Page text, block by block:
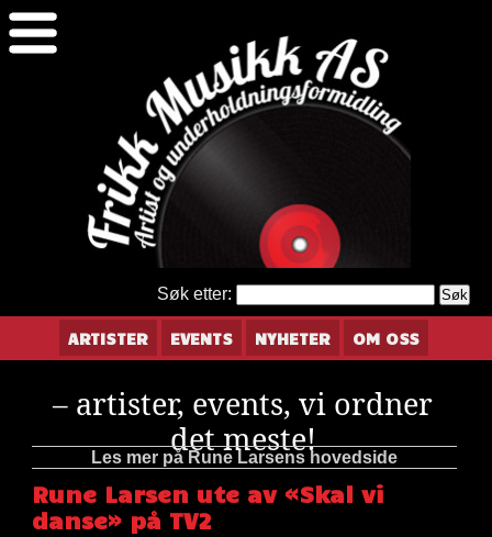
Søk etter:
ARTISTER EVENTS NYHETER OM OSS
– artister, events, vi ordner
det meste!
Les mer på Rune Larsens hovedside
Rune Larsen ute av «Skal vi
danse» på TV2